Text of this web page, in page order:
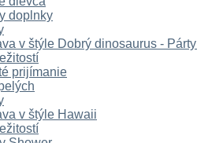
doplnky
v štýle Dobrý dinosaurus -
prijímanie
v štýle Hawaii